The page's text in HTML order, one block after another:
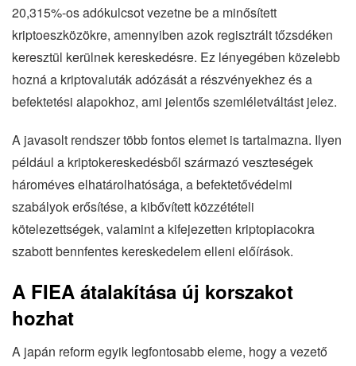
20,315%-os adókulcsot vezetne be a minősített
kriptoeszközökre, amennyiben azok regisztrált tőzsdéken
keresztül kerülnek kereskedésre. Ez lényegében közelebb
hozná a kriptovaluták adózását a részvényekhez és a
befektetési alapokhoz, ami jelentős szemléletváltást jelez.
A javasolt rendszer több fontos elemet is tartalmazna. Ilyen
például a kriptokereskedésből származó veszteségek
hároméves elhatárolhatósága, a befektetővédelmi
szabályok erősítése, a kibővített közzétételi
kötelezettségek, valamint a kifejezetten kriptopiacokra
szabott bennfentes kereskedelem elleni előírások.
A FIEA átalakítása új korszakot
hozhat
A japán reform egyik legfontosabb eleme, hogy a vezető